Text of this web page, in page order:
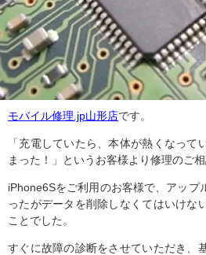
モバイル修理.jp山形店です。
「充電していたら、本体が熱くなって
まった！」というお客様より修理のご
iPhone6Sをご利用のお客様で、アップ
ったがデータを削除しなくてはいけな
ことでした。
すぐに故障の診断をさせていただき、